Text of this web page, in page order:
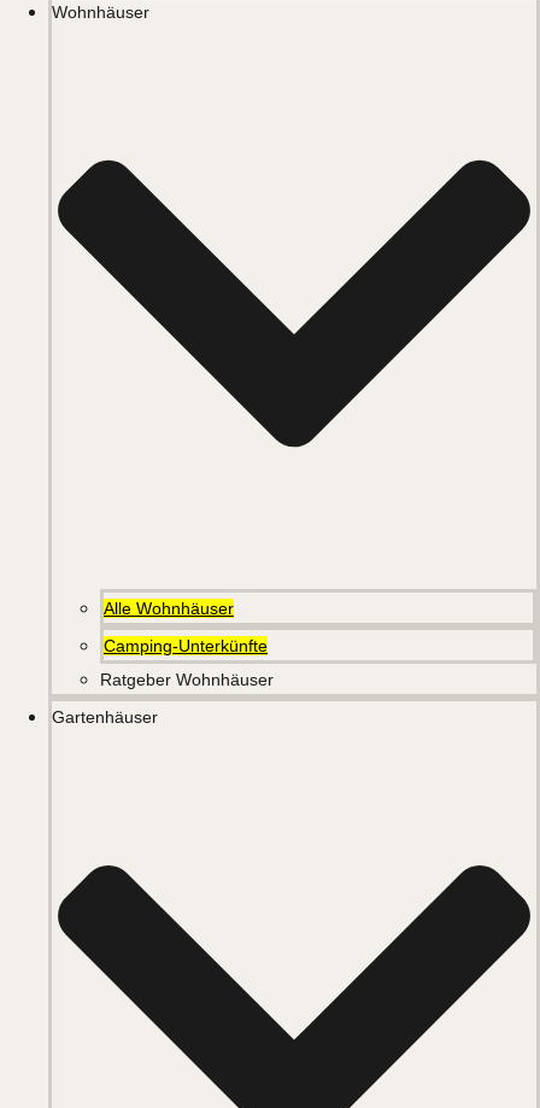
Wohnhäuser
Alle Wohnhäuser
Camping-Unterkünfte
Ratgeber Wohnhäuser
Gartenhäuser